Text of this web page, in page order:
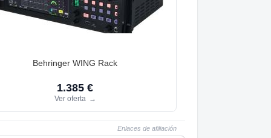
Behringer WING Rack
1.385 €
Ver oferta →
Enlaces de afiliación